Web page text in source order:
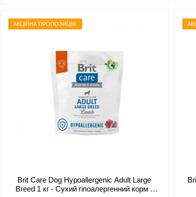
АКЦІЙНА ПРОПОЗИЦІЯ
Brit Care Dog Hypoallergenic Adult Large
Breed 1 кг - Сухий гіпоалергенний корм з